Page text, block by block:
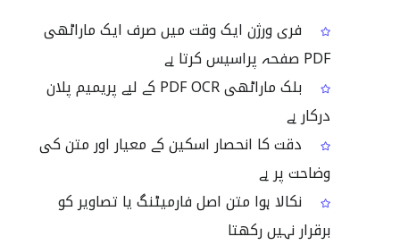
فری ورژن ایک وقت میں صرف ایک ماراٹھی
PDF صفحہ پراسیس کرتا ہے
بلک ماراٹھی PDF OCR کے لیے پریمیم پلان
درکار ہے
دقت کا انحصار اسکین کے معیار اور متن کی
وضاحت پر ہے
نکالا ہوا متن اصل فارمیٹنگ یا تصاویر کو
برقرار نہیں رکھتا